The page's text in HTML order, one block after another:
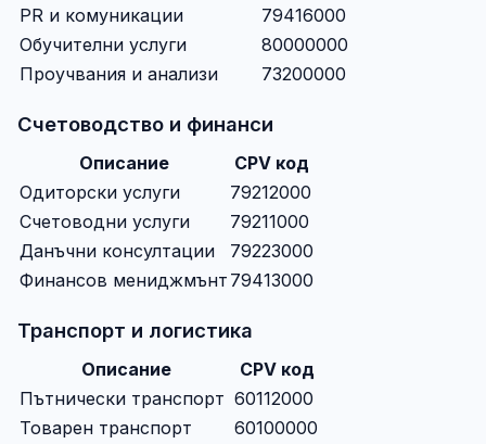
PR и комуникации
79416000
Обучителни услуги
80000000
Проучвания и анализи
73200000
Счетоводство и финанси
Описание
CPV код
Одиторски услуги
79212000
Счетоводни услуги
79211000
Данъчни консултации
79223000
Финансов мениджмънт 79413000
Транспорт и логистика
Описание
CPV код
Пътнически транспорт 60112000
Товарен транспорт
60100000